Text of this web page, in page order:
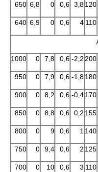
650 6,8 0 0,6 3,8120
640 6,9 0 0,6 4 110
1000 0 7,8 0,6 -2,2 200
950 0 7,9 0,6 -1,8180
900 0 8,2 0,6 -0,4170
850 0 8,8 0,6 0,2 155
800 0 9 0,6 1 140
750 0 9,4 0,6 2 125
700 0 10 0,6 3 110